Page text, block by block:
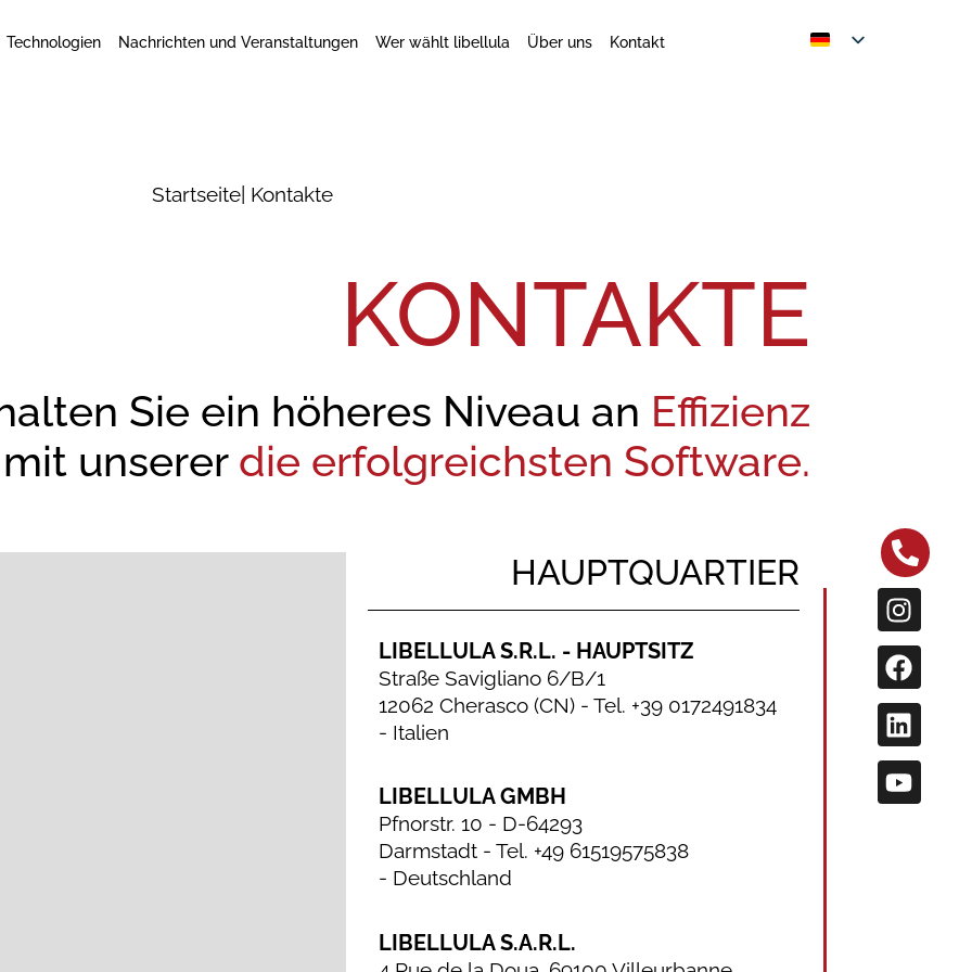
Technologien Nachrichten und Veranstaltungen Wer wählt libellula Über uns Kontakt
Startseite | Kontakte
KONTAKTE
Sie ein höheres Niveau an Effizienz
mit unserer die erfolgreichsten Software.
HAUPTQUARTIER
LIBELLULA S.R.L. - HAUPTSITZ
Straße Savigliano 6/B/1
12062 Cherasco (CN) - Tel. +39 0172491834
- Italien
LIBELLULA GMBH
Pfnorstr. 10 - D-64293
Darmstadt - Tel. +49 61519575838
- Deutschland
LIBELLULA S.A.R.L.